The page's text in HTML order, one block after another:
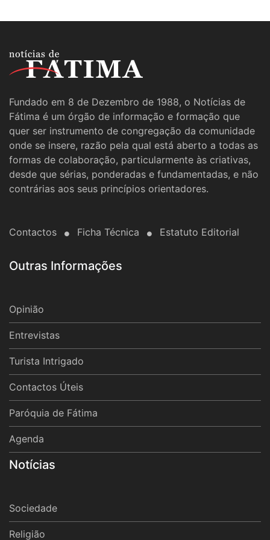
Fundado em 8 de Dezembro de 1988, o Notícias de
Fátima é um órgão de informação e formação que
quer ser instrumento de congregação da comunidade
onde se insere, razão pela qual está aberto a todas as
formas de colaboração, particularmente às criativas,
desde que sérias, ponderadas e fundamentadas, e não
contrárias aos seus princípios orientadores.
Contactos Ficha Técnica Estatuto Editorial
Outras Informações
Opinião
Entrevistas
Turista Intrigado
Contactos Úteis
Paróquia de Fátima
Agenda
Notícias
Sociedade
Religião